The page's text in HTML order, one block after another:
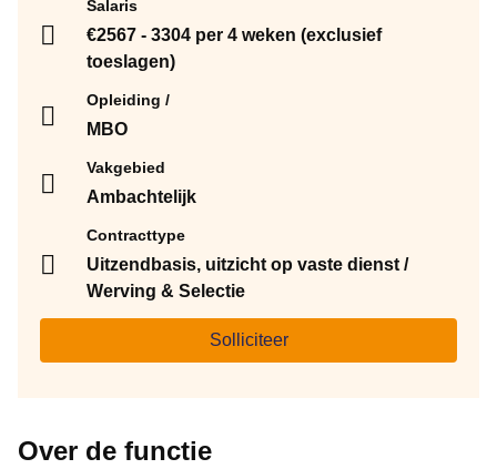
Salaris
€2567 - 3304 per 4 weken (exclusief
toeslagen)
Opleiding
MBO
Vakgebied
Ambachtelijk
Contracttype
Uitzendbasis, uitzicht op vaste dienst /
Werving & Selectie
Solliciteer
Over de functie